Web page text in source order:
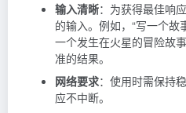
输入清晰：为获得最佳响
的输入。例如，“写一个故
一个发生在火星的冒险故
准的结果。
网络要求：使用时需保持
应不中断。